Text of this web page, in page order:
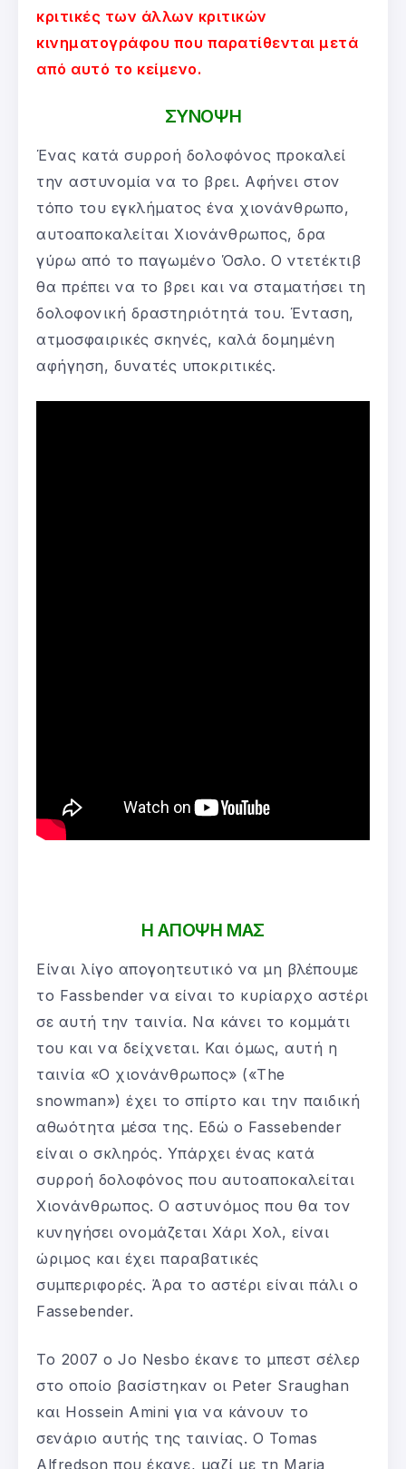
κριτικές των άλλων κριτικών
κινηματογράφου που παρατίθενται μετά
από αυτό το κείμενο.
ΣΥΝΟΨΗ
Ένας κατά συρροή δολοφόνος προκαλεί
την αστυνομία να το βρει. Αφήνει στον
τόπο του εγκλήματος ένα χιονάνθρωπο,
αυτοαποκαλείται Χιονάνθρωπος, δρα
γύρω από το παγωμένο Όσλο. Ο ντετέκτιβ
θα πρέπει να το βρει και να σταματήσει τη
δολοφονική δραστηριότητά του. Ένταση,
ατμοσφαιρικές σκηνές, καλά δομημένη
αφήγηση, δυνατές υποκριτικές.
Η ΑΠΟΨΗ ΜΑΣ
Είναι λίγο απογοητευτικό να μη βλέπουμε
το Fassbender να είναι το κυρίαρχο αστέρι
σε αυτή την ταινία. Να κάνει το κομμάτι
του και να δείχνεται. Και όμως, αυτή η
ταινία «Ο χιονάνθρωπος» («The
snowman») έχει το σπίρτο και την παιδική
αθωότητα μέσα της. Εδώ ο Fassebender
είναι ο σκληρός. Υπάρχει ένας κατά
συρροή δολοφόνος που αυτοαποκαλείται
Χιονάνθρωπος. Ο αστυνόμος που θα τον
κυνηγήσει ονομάζεται Χάρι Χολ, είναι
ώριμος και έχει παραβατικές
συμπεριφορές. Άρα το αστέρι είναι πάλι ο
Fassebender.
Το 2007 ο Jo Nesbo έκανε το μπεστ σέλερ
στο οποίο βασίστηκαν οι Peter Sraughan
και Hossein Amini για να κάνουν το
σενάριο αυτής της ταινίας. Ο Tomas
Alfredson που έκανε, μαζί με τη Maria